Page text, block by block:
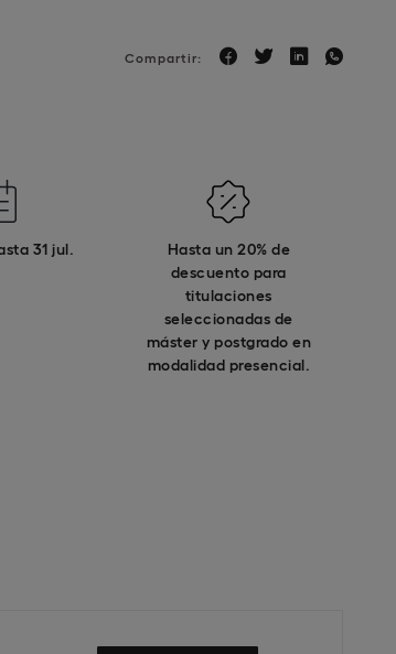
Compartir:
31 jul.
Hasta un 20% de
descuento para
titulaciones
seleccionadas de
máster y postgrado en
modalidad presencial.